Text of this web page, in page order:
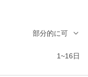
部分的に可
1~16日